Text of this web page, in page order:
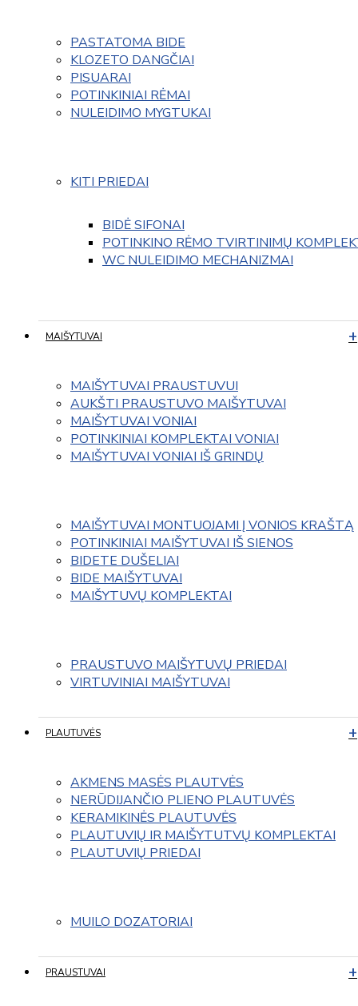
PASTATOMA BIDE
KLOZETO DANGČIAI
PISUARAI
POTINKINIAI RĖMAI
NULEIDIMO MYGTUKAI
KITI PRIEDAI
BIDĖ SIFONAI
POTINKINO RĖMO TVIRTINIMŲ
WC NULEIDIMO MECHANIZMAI
MAIŠYTUVAI
MAIŠYTUVAI PRAUSTUVUI
AUKŠTI PRAUSTUVO MAIŠYTUVAI
MAIŠYTUVAI VONIAI
POTINKINIAI KOMPLEKTAI VONIAI
MAIŠYTUVAI VONIAI IŠ GRINDŲ
MAIŠYTUVAI MONTUOJAMI Į VONIOS KRAŠTĄ
POTINKINIAI MAIŠYTUVAI IŠ SIENOS
BIDETE DUŠELIAI
BIDE MAIŠYTUVAI
MAIŠYTUVŲ KOMPLEKTAI
PRAUSTUVO MAIŠYTUVŲ PRIEDAI
VIRTUVINIAI MAIŠYTUVAI
PLAUTUVĖS
AKMENS MASĖS PLAUTVĖS
NERŪDIJANČIO PLIENO PLAUTUVĖS
KERAMIKINĖS PLAUTUVĖS
PLAUTUVIŲ IR MAIŠYTUTVŲ KOMPLEKTAI
PLAUTUVIŲ PRIEDAI
MUILO DOZATORIAI
PRAUSTUVAI